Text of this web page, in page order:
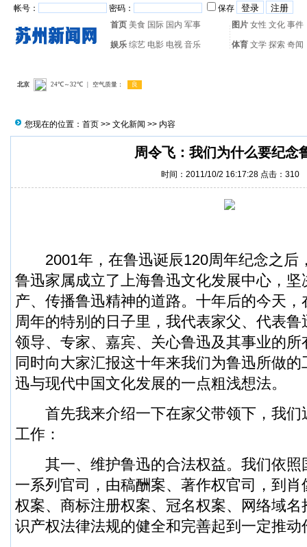
帐号： 密码：
保存
首页 美食 国际 国内 军事 图片 女性 文化 事件
娱乐 综艺 电影 电视 音乐 体育 文学 探索 奇闻
您现在的位置： 首页 >> 文化新闻 >> 内容
周令飞：我们为什么要纪念
时间：2011/10/2 16:17:28 点击： 310
2001年，在鲁迅诞辰120周年纪念之后
鲁迅家属成立了上海鲁迅文化发展中心，
产、传播鲁迅精神的道路。十年后的今天
周年的特别的日子里，我代表家父、代表
领导、专家、嘉宾、关心鲁迅及其事业的
同时向大家汇报这十年来我们为鲁迅所做
迅与现代中国文化发展的一点粗浅想法。
首先我来介绍一下在家父带领下，我们
工作：
其一、维护鲁迅的合法权益。我们依照
一系列官司，由稿酬案、著作权官司，到
权案、商标注册权案、冠名权案、网络域
识产权法律法规的健全和完善起到一定推动